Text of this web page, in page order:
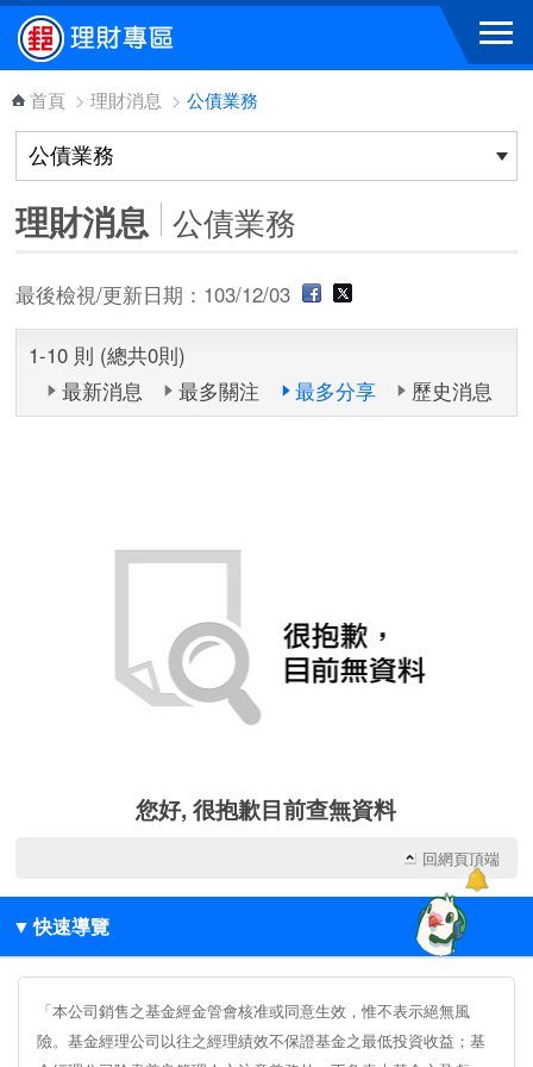
跳到主要內容區塊
首頁 > 理財消息 > 公債業務
理財消息 公債業務
最後檢視/更新日期：103/12/03
1-10 則 (總共0則)
最新消息
最多關注 最多分享 歷史消息
您好, 很抱歉目前查無資料
回網頁頂端
▼ 快速導覽
「本公司銷售之基金經金管會核准或同意生效，惟不表示絕無風
險。基金經理公司以往之經理績效不保證基金之最低投資收益；基